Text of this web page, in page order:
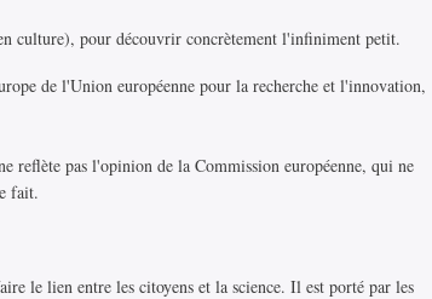
culture), pour découvrir concrètement l'infiniment petit.
de l'Union européenne pour la recherche et l'innovation,
reflète pas l'opinion de la Commission européenne, qui ne
fait.
le lien entre les citoyens et la science. Il est porté par les